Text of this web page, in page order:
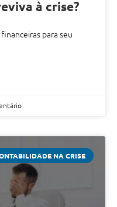
à crise?
para seu
NA CRISE